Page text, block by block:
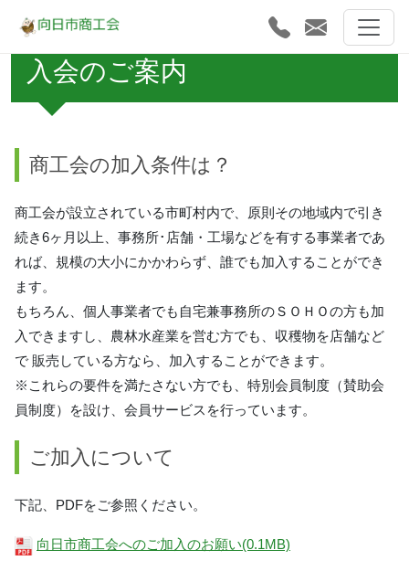
入会のご案内
商工会の加入条件は？
商工会が設立されている市町村内で、原則その地域内で引き
続き6ヶ月以上、事務所･店舗・工場などを有する事業者であ
れば、規模の大小にかかわらず、誰でも加入することができ
ます。
もちろん、個人事業者でも自宅兼事務所のＳＯＨＯの方も加
入できますし、農林水産業を営む方でも、収穫物を店舗など
で 販売している方なら、加入することができます。
※これらの要件を満たさない方でも、特別会員制度（賛助会
員制度）を設け、会員サービスを行っています。
ご加入について
下記、PDFをご参照ください。
向日市商工会へのご加入のお願い(0.1MB)